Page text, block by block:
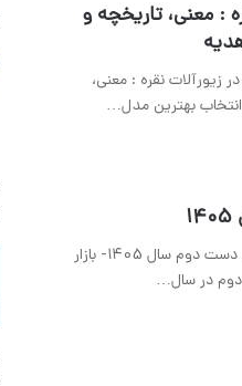
: معنی، تاریخچه و
در زیورآلات نقره : معنی،
بهترین مدل…
قیمت نقره دست دوم سال 1405- بازار
در سال…